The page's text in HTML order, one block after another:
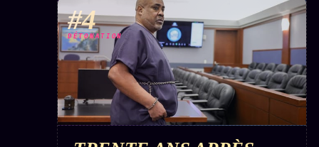
#4
DÉTONATION